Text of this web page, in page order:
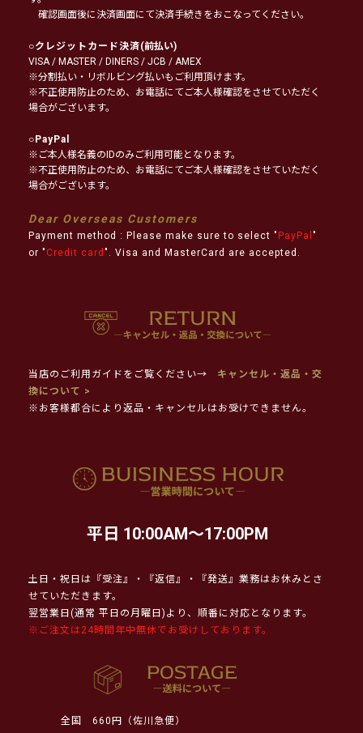
確認画面後に決済画面にて決済手続きをおこなってください。
○クレジットカード決済(前払い)
VISA / MASTER / DINERS / JCB / AMEX
※分割払い・リボルビング払いもご利用頂けます。
※不正使用防止のため、お電話にてご本人様確認をさせていただく
場合がございます。
○PayPal
※ご本人様名義のIDのみご利用可能となります。
※不正使用防止のため、お電話にてご本人様確認をさせていただく
場合がございます。
Dear Overseas Customers
Payment method : Please make sure to select " PayPal "
or " Credit card ". Visa and MasterCard are accepted.
当店のご利用ガイドをご覧ください→
キャンセル・返品・交
換について >
※お客様都合により返品・キャンセルはお受けできません。
平日 10:00AM～17:00PM
土日・祝日は『受注』・『返信』・『発送』業務はお休みとさ
せていただきます。
翌営業日(通常 平日の月曜日)より、順番に対応となります。
※ご注文は24時間年中無休でお受けしております。
全国
660円（佐川急便）